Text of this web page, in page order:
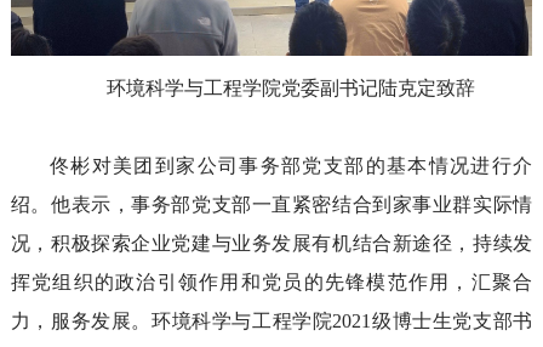
环境科学与工程学院党委副书记陆克定致辞
佟彬对美团 到家公司事务部党支部的基本情况进行介
绍。他表示 ，事务部党支部一直紧密结合到家事业群实际情
况 ，积极探索企业党建与业务发展有机结合新途径， 持续发
挥党组织的政治引领作用和党员的先锋模范作用，汇聚合
力，服务发展。环境科学与工程学院2021 级博士生党支部书